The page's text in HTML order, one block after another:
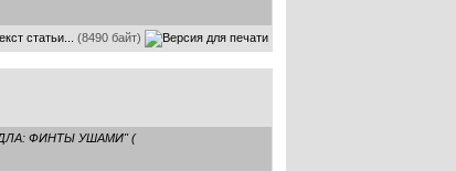
статьи... (8490 байт)
ФИНТЫ УШАМИ" (